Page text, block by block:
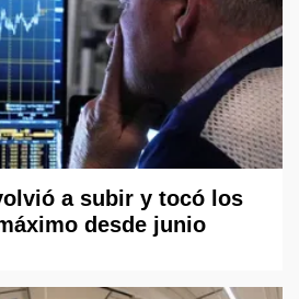
a subir y tocó los
desde junio